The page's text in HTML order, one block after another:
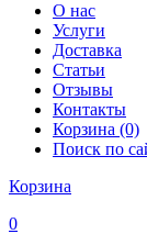
О нас
Услуги
Доставка
Статьи
Отзывы
Контакты
Корзина (0)
Поиск по
Корзина
0